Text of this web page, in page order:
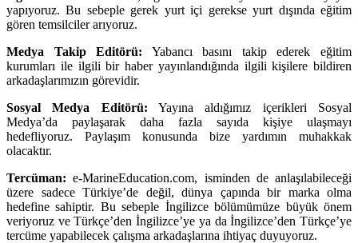
yapıyoruz. Bu sebeple gerek yurt içi gerekse yurt dışında eğitim
gören temsilciler arıyoruz.
Medya Takip Editörü: Yabancı basını takip ederek eğitim
kurumları ile ilgili bir haber yayınlandığında ilgili kişilere bildiren
arkadaşlarımızın görevidir.
Sosyal Medya Editörü: Yayına aldığımız içerikleri Sosyal
Medya’da paylaşarak daha fazla sayıda kişiye ulaşmayı
hedefliyoruz. Paylaşım konusunda bize yardımın muhakkak
olacaktır.
Tercüman: e-MarineEducation.com, isminden de anlaşılabileceği
üzere sadece Türkiye’de değil, dünya çapında bir marka olma
hedefine sahiptir. Bu sebeple İngilizce bölümümüze büyük önem
veriyoruz ve Türkçe’den İngilizce’ye ya da İngilizce’den Türkçe’ye
tercüme yapabilecek çalışma arkadaşlarına ihtiyaç duyuyoruz.